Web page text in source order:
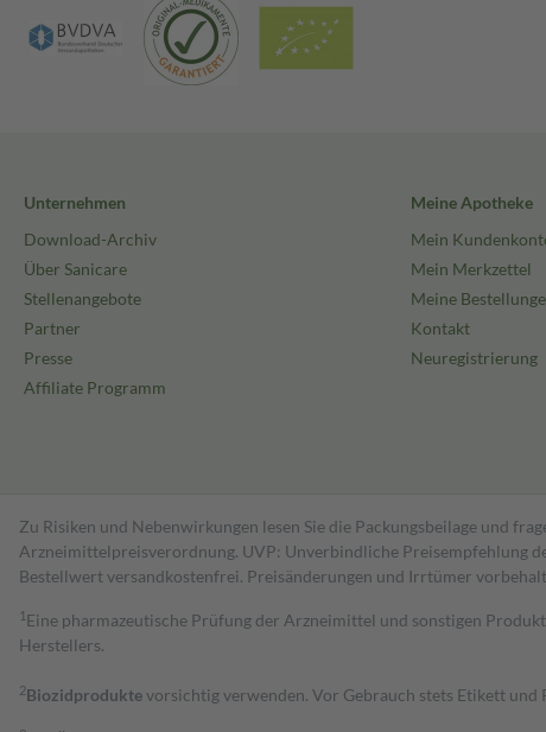
Unternehmen
Download-Archiv
Über Sanicare
Stellenangebote
Partner
Presse
Affiliate Programm
Meine Apotheke
Mein
Mein Merkzettel
Meine
Kontakt
Neuregistrierung
Zu Risiken und Nebenwirkungen lesen Sie die Packungsbeilage und
Arzneimittelpreisverordnung. UVP: Unverbindliche Preisempfehlung
Bestell­wert versand­kosten­frei. Preisänderungen und Irrtümer
1 Eine pharmazeutische Prüfung der Arzneimittel und sonstigen
Herstellers.
2Biozidproduktevorsichtig verwenden. Vor Gebrauch stets Etikett